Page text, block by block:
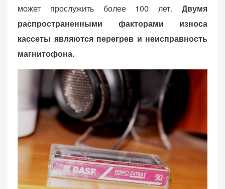
может прослужить более 100 лет. Двумя
распространенными факторами износа
кассеты являются перегрев и неисправность
магнитофона.